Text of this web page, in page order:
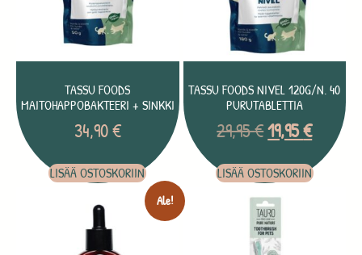
TASSU FOODS
MAITOHAPPOBAKTEERI + SINKKI
34,90€
LISÄÄ OSTOSKORIIN
TASSU FOODS NIVEL 120G/N. 40
PURUTABLETTIA
29,95€19,95€
LISÄÄ OSTOSKORIIN
Ale!